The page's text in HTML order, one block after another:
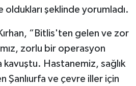
şeklinde yorumladı.
“Bitlis'ten gelen ve zor
zorlu bir operasyon
kavuştu. Hastanemiz, sağlık
Şanlıurfa ve çevre iller için